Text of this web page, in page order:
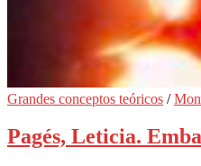
Grandes conceptos teóricos /
Pagés, Leticia.